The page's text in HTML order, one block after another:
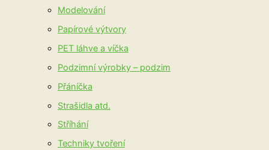
Modelování
Papírové výtvory
PET láhve a víčka
Podzimní výrobky – podzim
Přáníčka
Strašidla atd.
Stříhání
Techniky tvoření